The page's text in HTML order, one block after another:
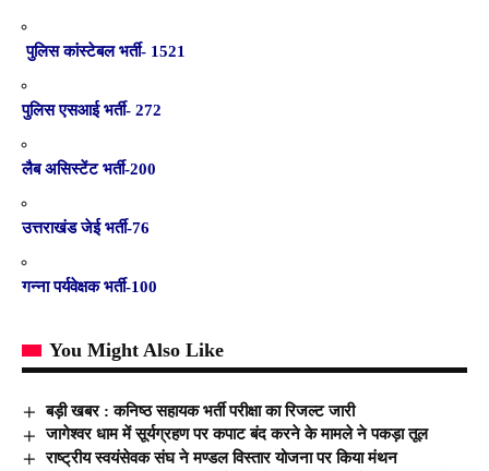
पुलिस कांस्टेबल भर्ती- 1521
पुलिस एसआई भर्ती- 272
लैब असिस्टेंट भर्ती-200
उत्तराखंड जेई भर्ती-76
गन्ना पर्यवेक्षक भर्ती-100
You Might Also Like
बड़ी खबर : कनिष्ठ सहायक भर्ती परीक्षा का रिजल्ट जारी
जागेश्वर धाम में सूर्यग्रहण पर कपाट बंद करने के मामले ने पकड़ा तूल
राष्ट्रीय स्वयंसेवक संघ ने मण्डल विस्तार योजना पर किया मंथन